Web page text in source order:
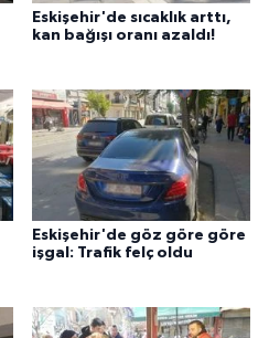
Eskişehir'de sıcaklık arttı,
kan bağışı oranı azaldı!
Eskişehir'de göz göre göre
işgal: Trafik felç oldu